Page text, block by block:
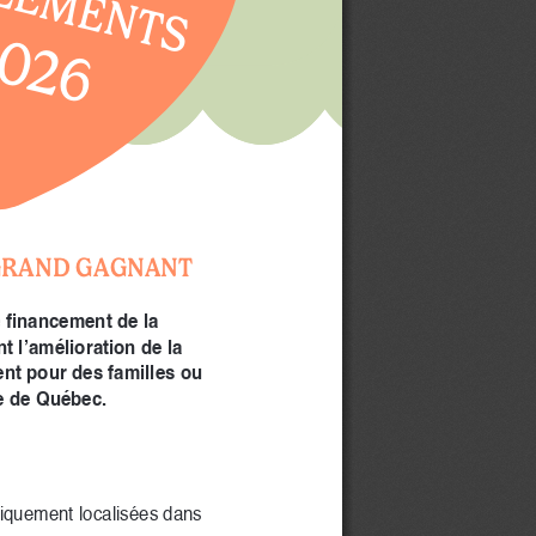
GAGNANT
de la
l’amélioration de la
pour des familles ou
Québec.
localisées dans